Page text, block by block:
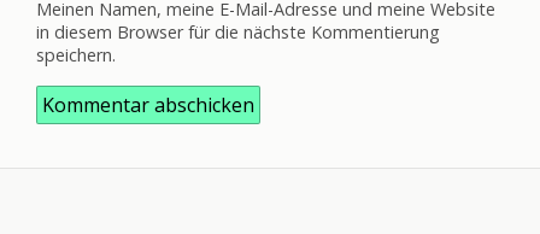
Meinen Namen, meine E-Mail-Adresse und meine Website
in diesem Browser für die nächste Kommentierung
speichern.